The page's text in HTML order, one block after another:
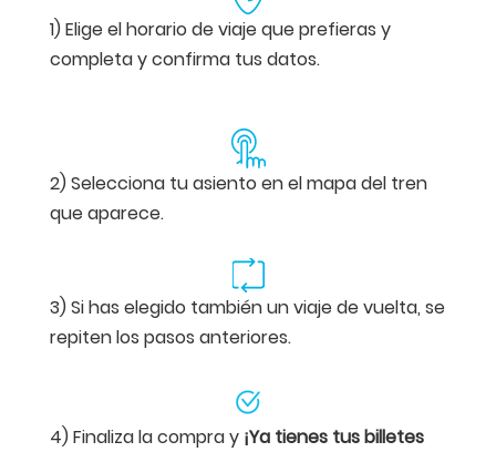
1) Elige el horario de viaje que prefieras y
completa y confirma tus datos.
2) Selecciona tu asiento en el mapa del tren
que aparece.
3) Si has elegido también un viaje de vuelta, se
repiten los pasos anteriores.
4) Finaliza la compra y ¡Ya tienes tus billetes